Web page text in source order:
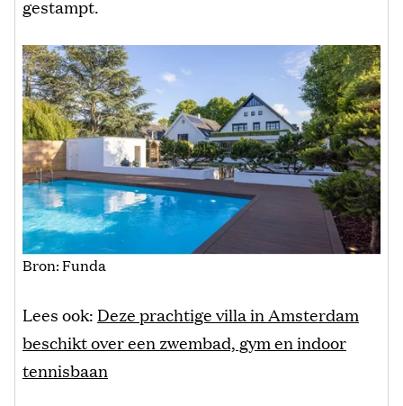
gestampt.
Bron: Funda
Lees ook: Deze prachtige villa in Amsterdam
beschikt over een zwembad, gym en indoor
tennisbaan